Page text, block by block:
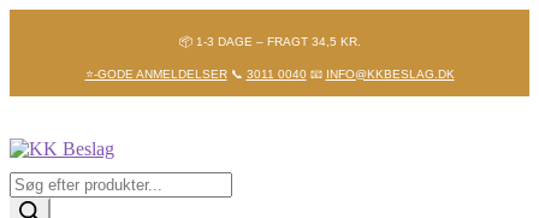
📦 1-3 DAGE – FRAGT 34,5 KR.
⭐-GODE ANMELDELSER📞 3011 0040📧 INFO@KKBESLAG.DK
Spring
til
navigation
Spring
til
indhold
Products
search